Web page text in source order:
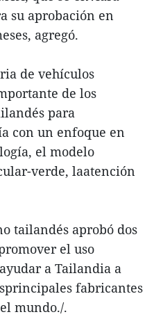
su aprobación en
agregó.
de vehículos
de los
para
con un enfoque en
el modelo
verde, laatención
tailandés aprobó dos
el uso
a Tailandia a
fabricantes
mundo./.